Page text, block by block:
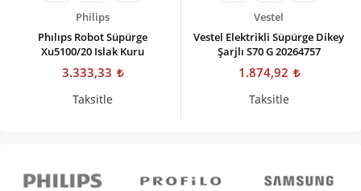
Philips
Phılıps Robot Süpürge
Xu5100/20 Islak Kuru
3.333,33
Taksitle
Vestel
Vestel Elektrikli Süpürge Dikey
Şarjlı S70 G 20264757
1.874,92
Taksitle